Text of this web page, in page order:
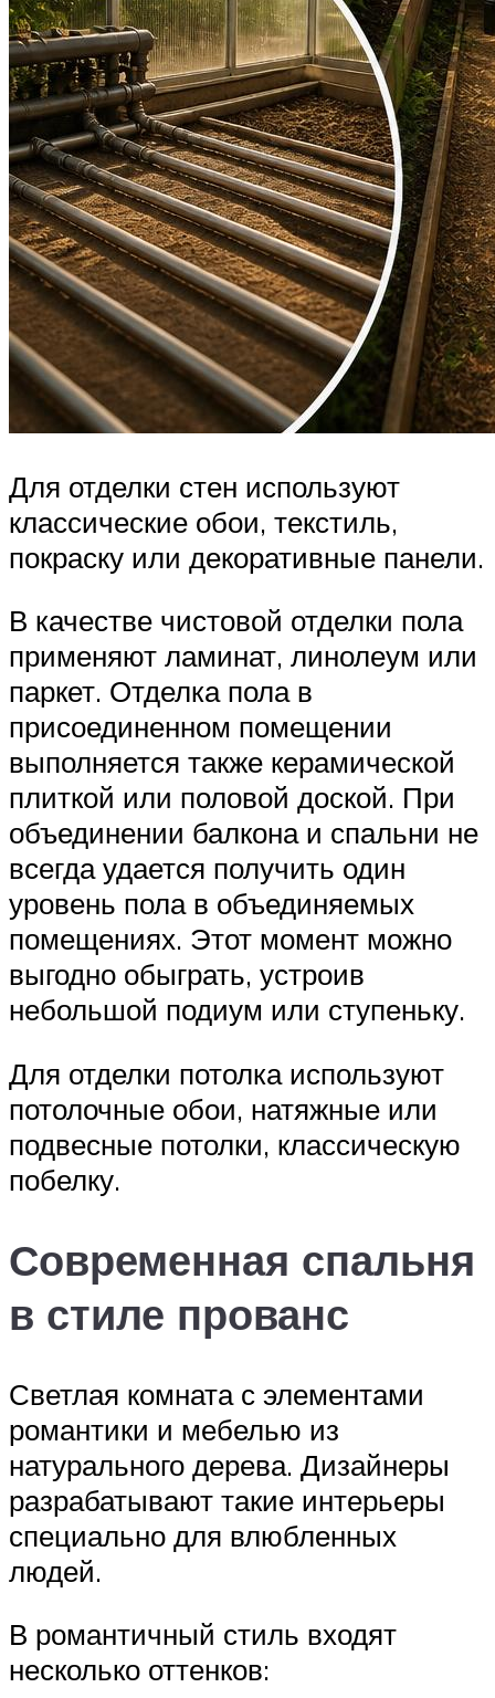
Для отделки стен используют
классические обои, текстиль,
покраску или декоративные панели.
В качестве чистовой отделки пола
применяют ламинат, линолеум или
паркет. Отделка пола в
присоединенном помещении
выполняется также керамической
плиткой или половой доской. При
объединении балкона и спальни не
всегда удается получить один
уровень пола в объединяемых
помещениях. Этот момент можно
выгодно обыграть, устроив
небольшой подиум или ступеньку.
Для отделки потолка используют
потолочные обои, натяжные или
подвесные потолки, классическую
побелку.
Современная спальня
в стиле прованс
Светлая комната с элементами
романтики и мебелью из
натурального дерева. Дизайнеры
разрабатывают такие интерьеры
специально для влюбленных
людей.
В романтичный стиль входят
несколько оттенков: